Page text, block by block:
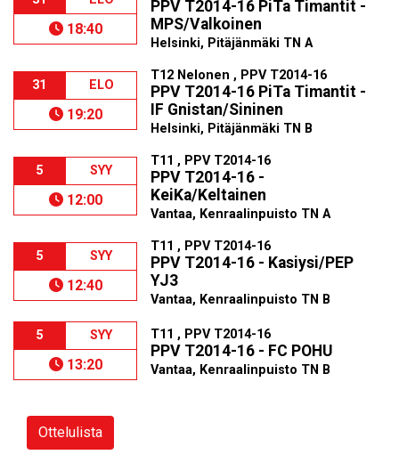
18:40
PPV T2014-16 PiTa Timantit -
MPS/Valkoinen
Helsinki, Pitäjänmäki TN A
31 ELO
19:20
T12 Nelonen , PPV T2014-16
PPV T2014-16 PiTa Timantit -
IF Gnistan/Sininen
Helsinki, Pitäjänmäki TN B
5 SYY
12:00
T11 , PPV T2014-16
PPV T2014-16 -
KeiKa/Keltainen
Vantaa, Kenraalinpuisto TN A
5 SYY
12:40
T11 , PPV T2014-16
PPV T2014-16 - Kasiysi/PEP
YJ3
Vantaa, Kenraalinpuisto TN B
5 SYY
13:20
T11 , PPV T2014-16
PPV T2014-16 - FC POHU
Vantaa, Kenraalinpuisto TN B
Ottelulista